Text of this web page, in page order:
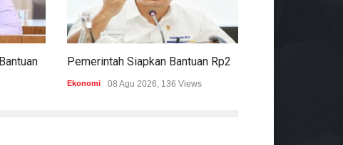
Ekonomi 08 Agu 2026, 136 Views